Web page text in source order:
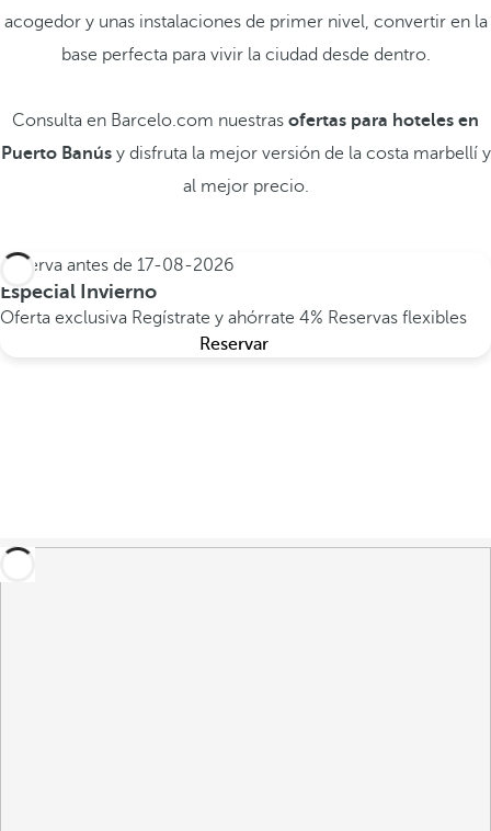
acogedor y unas instalaciones de primer nivel, convertir en la
base perfecta para vivir la ciudad desde dentro.
Consulta en Barcelo.com nuestras ofertas para hoteles en
Puerto Banúsy disfruta la mejor versión de la costa marbellí y
al mejor precio.
Reserva antes de 17-08-2026
Especial Invierno
Oferta exclusiva Regístrate y ahórrate 4% Reservas flexibles
Reservar